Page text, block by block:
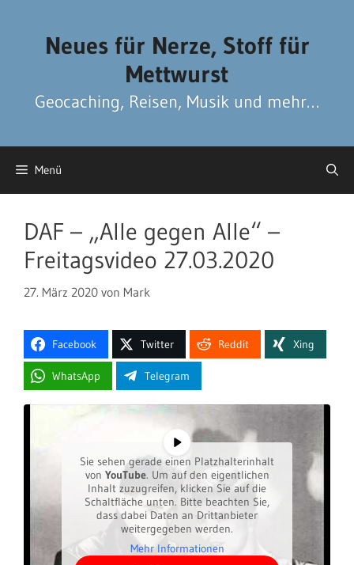
Neues für Nerze, Stoff für
Mettwurst
Geocaching, Reisen, Musik und mehr…
Menü
DAF – „Alle gegen Alle“ –
Freitagsvideo 27.03.2020
27. März 2020 von Mark
Facebook Twitter Reddit Xing
WhatsApp Telegram
Sie sehen gerade einen Platzhalterinhalt
von YouTube. Um auf den eigentlichen
Inhalt zuzugreifen, klicken Sie auf die
Schaltfläche unten. Bitte beachten Sie,
dass dabei Daten an Drittanbieter
weitergegeben werden.
Mehr Informationen